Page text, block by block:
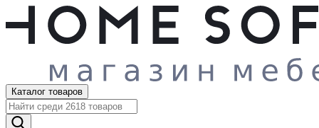
Каталог товаров